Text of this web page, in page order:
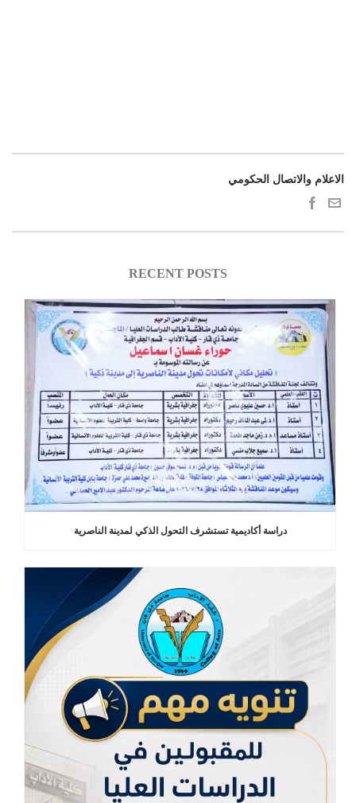
الاعلام والاتصال الحكومي
RECENT POSTS
دراسة أكاديمية تستشرف التحول الذكي لمدينة الناصرية